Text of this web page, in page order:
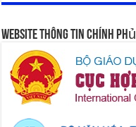
Website Thông Tin Chính Phủ